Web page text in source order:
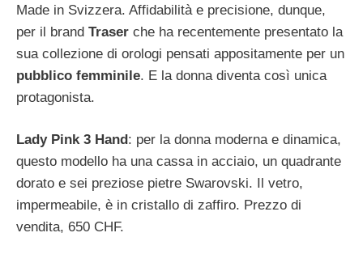
Made in Svizzera. Affidabilità e precisione, dunque,
per il brand Traser che ha recentemente presentato la
sua collezione di orologi pensati appositamente per un
pubblico femminile. E la donna diventa così unica
protagonista.
Lady Pink 3 Hand : per la donna moderna e dinamica,
questo modello ha una cassa in acciaio, un quadrante
dorato e sei preziose pietre Swarovski. Il vetro,
impermeabile, è in cristallo di zaffiro. Prezzo di
vendita, 650 CHF.